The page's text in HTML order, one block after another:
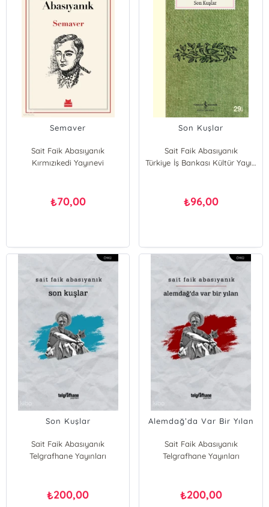
Semaver
Sait Faik Abasıyanık
Kırmızıkedi Yayınevi
₺70,00
Son Kuşlar
Sait Faik Abasıyanık
Türkiye İş Bankası Kültür Yayınları
₺96,00
Son Kuşlar
Sait Faik Abasıyanık
Telgrafhane Yayınları
₺200,00
Alemdağ’da Var Bir Yılan
Sait Faik Abasıyanık
Telgrafhane Yayınları
₺200,00